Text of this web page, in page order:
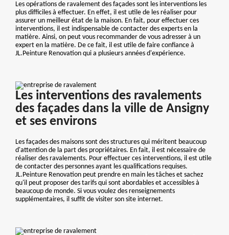
Les opérations de ravalement des façades sont les interventions les
plus difficiles à effectuer. En effet, il est utile de les réaliser pour
assurer un meilleur état de la maison. En fait, pour effectuer ces
interventions, il est indispensable de contacter des experts en la
matière. Ainsi, on peut vous recommander de vous adresser à un
expert en la matière. De ce fait, il est utile de faire confiance à
JL.Peinture Renovation qui a plusieurs années d'expérience.
Les interventions des ravalements
des façades dans la ville de Ansigny
et ses environs
Les façades des maisons sont des structures qui méritent beaucoup
d'attention de la part des propriétaires. En fait, il est nécessaire de
réaliser des ravalements. Pour effectuer ces interventions, il est utile
de contacter des personnes ayant les qualifications requises.
JL.Peinture Renovation peut prendre en main les tâches et sachez
qu'il peut proposer des tarifs qui sont abordables et accessibles à
beaucoup de monde. Si vous voulez des renseignements
supplémentaires, il suffit de visiter son site internet.